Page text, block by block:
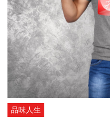
品味人生